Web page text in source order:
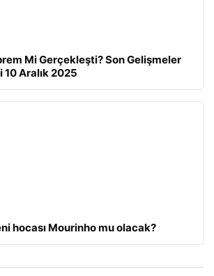
Mi Gerçekleşti? Son Gelişmeler
10 Aralık 2025
hocası Mourinho mu olacak?